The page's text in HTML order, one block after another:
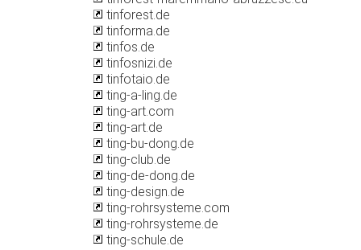
tinforest.de
tinforma.de
tinfos.de
tinfosnizi.de
tinfotaio.de
ting-a-ling.de
ting-art.com
ting-art.de
ting-bu-dong.de
ting-club.de
ting-de-dong.de
ting-design.de
ting-rohrsysteme.com
ting-rohrsysteme.de
ting-schule.de